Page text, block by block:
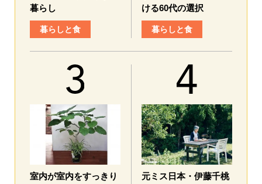
暮らし
暮らしと食
ける60代の選択
暮らしと食
室内が室内をすっきり
元ミス日本・伊藤千桃